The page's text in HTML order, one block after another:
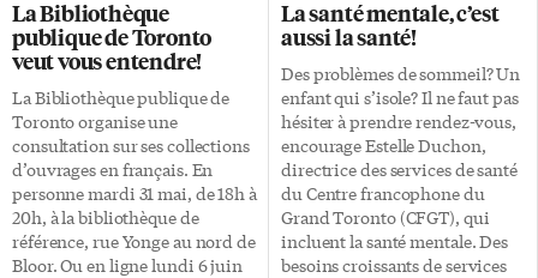
Pour autant, le contexte de la
pandémie a aussi parfois
favorisé la prise en compte de
déséquilibres, et entraîné
l’adoption de bonnes
habitudes. Dépendances Dès le
premier confinement, au
printemps 2020, Rich s’est […]
Civic Centre: un jardin
communautaire pour enfants.
Le Carrot Green Roof Priya Jain
s’occupe des jardins du Carrot
Green Roof, sur le toit du Carrot
Common, le complexe
commercial qui héberge […]
La Bibliothèque
publique de Toronto
veut vous entendre!
La Bibliothèque publique de
Toronto organise une
consultation sur ses collections
d’ouvrages en français. En
personne mardi 31 mai, de 18h à
20h, à la bibliothèque de
référence, rue Yonge au nord de
Bloor. Ou en ligne lundi 6 juin
La santé mentale, c’est
aussi la santé!
Des problèmes de sommeil? Un
enfant qui s’isole? Il ne faut pas
hésiter à prendre rendez-vous,
encourage Estelle Duchon,
directrice des services de santé
du Centre francophone du
Grand Toronto (CFGT), qui
incluent la santé mentale. Des
besoins croissants de services